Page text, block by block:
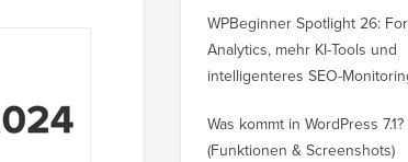
WPBeginner Spotlight 26:
Analytics, mehr KI-Tools und
intelligenteres SEO-
Was kommt in WordPress 7.1?
(Funktionen & Screenshots)